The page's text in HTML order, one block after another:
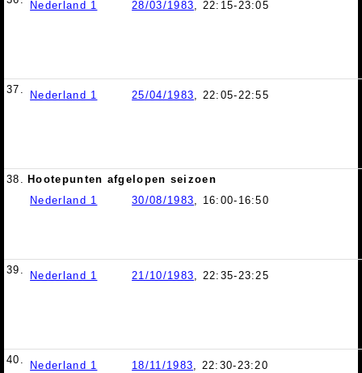
Nederland 1 28/03/1983, 22:15-23:05
37. Nederland 1 25/04/1983, 22:05-22:55
38. Hootepunten afgelopen seizoen
Nederland 1
30/08/1983, 16:00-16:50
39. Nederland 1 21/10/1983, 22:35-23:25
40. Nederland 1 18/11/1983, 22:30-23:20